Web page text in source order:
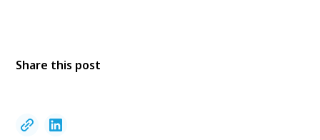
Share this post